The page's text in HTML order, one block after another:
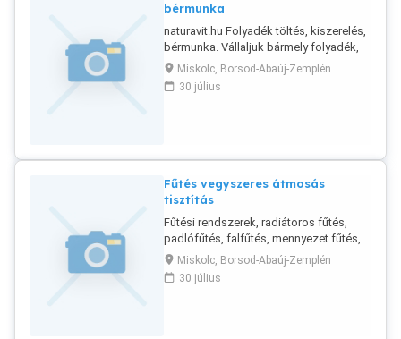
bérmunka
naturavit.hu Folyadék töltés, kiszerelés,
bérmunka. Vállaljuk bármely folyadék,
gél, olaj, illóolaj, vegszer töltését,
kiszerelését, csomagolását üvegcse,
palack, flakon, bag-in box, kanna,
Miskolc, Borsod-Abaúj-Zemplén
30 július
Fűtés vegyszeres átmosás
tisztítás
Fűtési rendszerek, radiátoros fűtés,
padlófűtés, falfűtés, mennyezet fűtés,
hűtés, vízvezeték rendszerek
vegyszeres átmosása, tisztítása,
lerakódás mentesítése felújítása,
Miskolc, Borsod-Abaúj-Zemplén
30 július